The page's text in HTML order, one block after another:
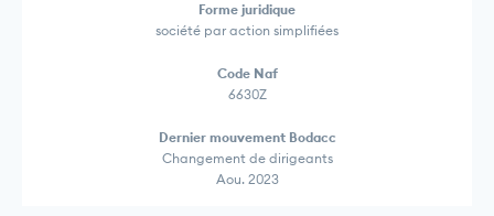
Forme juridique
société par action simplifiées
Code Naf
6630Z
Dernier mouvement Bodacc
Changement de dirigeants
Aou. 2023